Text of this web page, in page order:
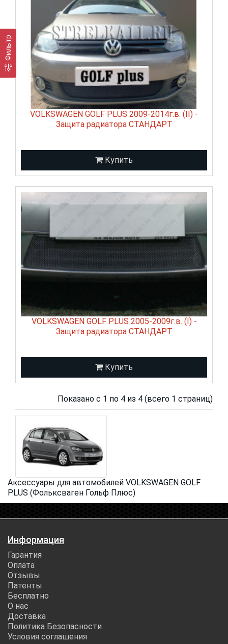
Фильтр
VOLKSWAGEN GOLF PLUS 2009-2014г.в. (II) -
Защита радиатора СТАНДАРТ
Купить
VOLKSWAGEN GOLF PLUS 2005-2009г.в. (I) -
Защита радиатора СТАНДАРТ
Купить
Показано с 1 по 4 из 4 (всего 1 страниц)
Аксессуары для автомобилей VOLKSWAGEN GOLF
PLUS (Фольксваген Гольф Плюс)
Информация
Гарантия
Оплата
Отзывы
Патенты
Бесплатно
О нас
Доставка
Политика Безопасности
Условия соглашения